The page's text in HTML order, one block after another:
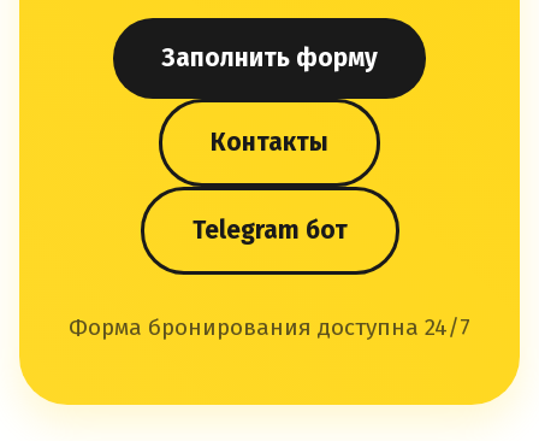
Заполнить форму
Контакты
Telegram бот
Форма бронирования доступна 24/7